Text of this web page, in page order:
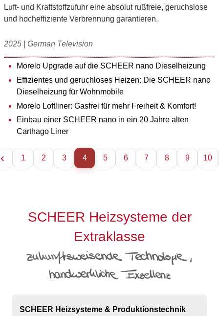
Luft- und Kraftstoffzufuhr eine absolut rußfreie, geruchslose
und hocheffiziente Verbrennung garantieren.
2025 | German Television
Morelo Upgrade auf die SCHEER nano Dieselheizung
Effizientes und geruchloses Heizen: Die SCHEER nano
Dieselheizung für Wohnmobile
Morelo Loftliner: Gasfrei für mehr Freiheit & Komfort!
Einbau einer SCHEER nano in ein 20 Jahre alten
Carthago Liner
1 2 3 4 5 6 7 8 9 10
SCHEER Heizsysteme der
Extraklasse
SCHEER Heizsysteme & Produktionstechnik